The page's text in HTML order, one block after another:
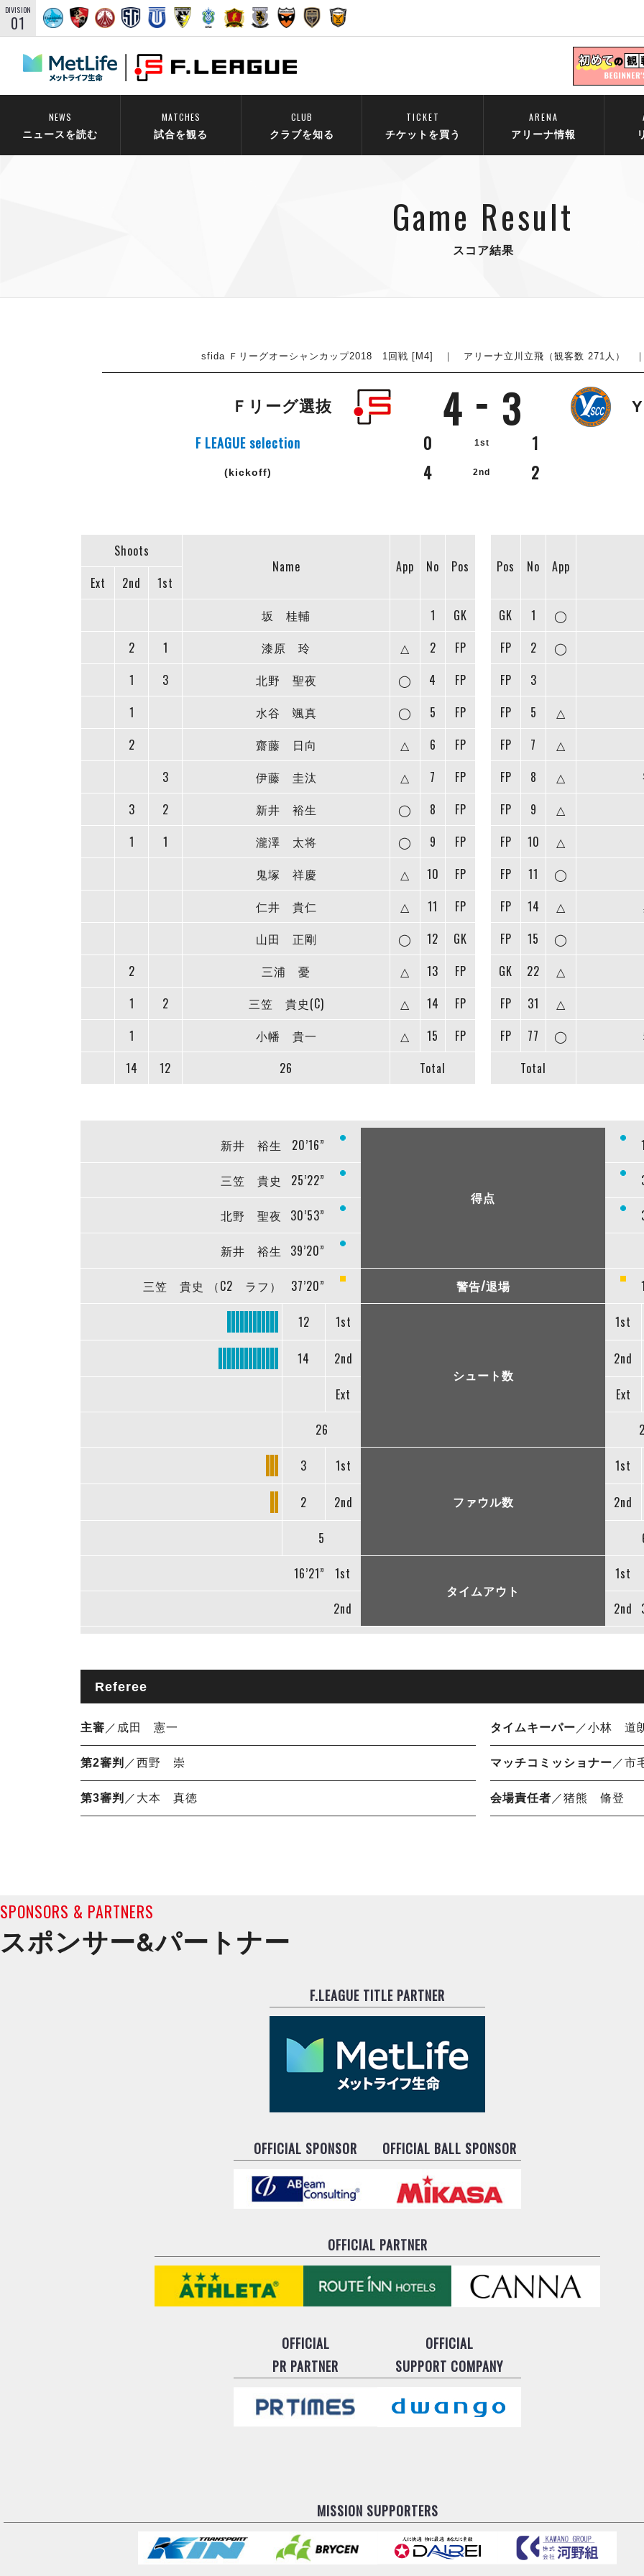
DIVISION
01
NEWS
ニュースを読む
MATCHES
試合を観る
CLUB
クラブを知る
TICKET
チケットを買う
ARENA
アリーナ情報
Game Result
スコア結果
sfida Ｆリーグオーシャンカップ2018 1回戦 [M4] ｜ アリーナ立川立飛（観客数 271人
Ｆリーグ選抜 4 3
F LEAGUE selection 0 1st 1
(kickoff) 4 2nd 2
Shoots
Name
App No
Pos
Ext
2nd
1st
坂 桂輔
1
GK
2
1 漆原 玲 △ 2
FP
1
3 北野 聖夜 ◯ 4
FP
1
水谷 颯真 ◯ 5
FP
2
齋藤 日向 △ 6
FP
3
伊藤 圭汰 △ 7
FP
3
2 新井 裕生 ◯ 8
FP
1
1 瀧澤 太将 ◯ 9
FP
鬼塚 祥慶
△ 10
FP
仁井 貴仁
△ 11
FP
山田 正剛
◯ 12
GK
2
三浦 憂 △ 13
FP
1
2 三笠 貴史(C) △ 14
FP
1
小幡 貴一 △ 15
FP
14
12 26 Total
Pos No App
GK
1 ◯
FP
2 ◯
FP
3
FP
5 △
FP
7 △
FP
8 △
FP
9 △
FP
10 △
FP
11 ◯
FP
14 △
FP
15 ◯
GK
22 △
FP
31 △
FP
77 ◯
Total
新井 裕生 20’16”
得点
三笠 貴史 25’22”
北野 聖夜 30’53”
新井 裕生 39’20”
三笠 貴史 （C2 ラフ） 37’20” 警告/退場
12 1st
シュート数
1st
14 2nd 2nd
Ext Ext
26
3 1st
ファウル数
1st
2 2nd 2nd
5
16’21”
1st
タイムアウト
1st
2nd 2nd
Referee
主審 ／成田 憲一
第2審判 ／西野 崇
第3審判 ／大本 真徳
タイムキーパー ／小林 道
マッチコミッショナー ／市
会場責任者 ／猪熊 脩登
SPONSORS & PARTNERS
スポンサー&パートナー
F.LEAGUE TITLE PARTNER
OFFICIAL SPONSOR OFFICIAL BALL SPONSOR
OFFICIAL PARTNER
OFFICIAL
PR PARTNER
OFFICIAL
SUPPORT COMPANY
MISSION SUPPORTERS